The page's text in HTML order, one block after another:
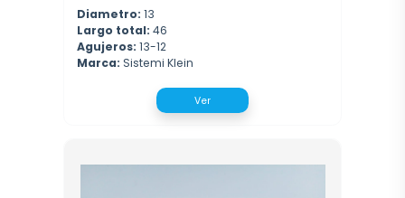
Diametro: 13
Largo total: 46
Agujeros: 13-12
Marca: Sistemi Klein
Ver